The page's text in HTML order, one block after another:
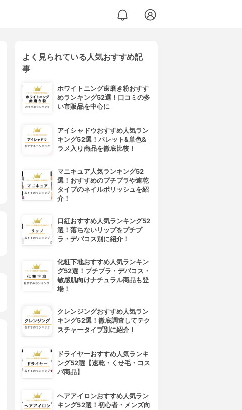
よく見られている人気おすすめ記
事
ホワイトニング歯磨き粉おすす
めランキング52選！口コミの多
い市販品を中心に
アイシャドウおすすめ人気ラン
キング52選！パレット&単色&
ラメ入り商品を徹底比較！
マニキュア人気ランキング52
選！おすすめのプチプラや速乾
タイプのネイルポリッシュを紹
介！
口紅おすすめ人気ランキング52
選！落ちないリップをプチプ
ラ・デパコス別に紹介！
化粧下地おすすめ人気ランキン
グ52選！プチプラ・デパコス・
敏感肌向けナチュラル商品も登
場！
クレンジングおすすめ人気ラン
キング52選！徹底調査してテク
スチャータイプ別に紹介！
ドライヤーおすすめ人気ランキ
ング52選【速乾・くせ毛・コス
パ商品】
ヘアアイロンおすすめ人気ラン
キング52選！初心者・メンズ向